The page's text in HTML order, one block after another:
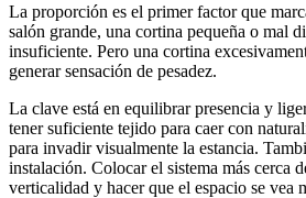
La proporción es el primer factor que
salón grande, una cortina pequeña o mal
insuficiente. Pero una cortina
generar sensación de pesadez.
La clave está en equilibrar presencia y
tener suficiente tejido para caer con
para invadir visualmente la estancia.
instalación. Colocar el sistema más cerca
verticalidad y hacer que el espacio se vea